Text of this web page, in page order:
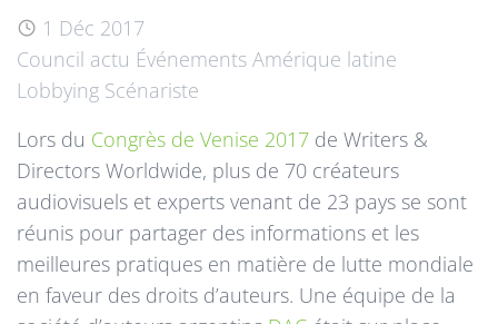
1 Déc 2017
Council actu Événements Amérique latine
Lobbying Scénariste
Lors du Congrès de Venise 2017 de Writers &
Directors Worldwide, plus de 70 créateurs
audiovisuels et experts venant de 23 pays se sont
réunis pour partager des informations et les
meilleures pratiques en matière de lutte mondiale
en faveur des droits d’auteurs. Une équipe de la